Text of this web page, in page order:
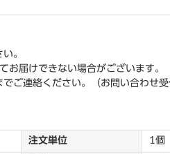
。
届けできない場合がございます。
ご連絡ください。（お問い合わせ
注文単位 1個